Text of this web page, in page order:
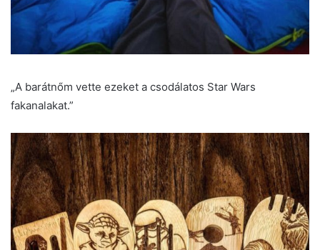
„A barátnőm vette ezeket a csodálatos Star Wars
fakanalakat.”